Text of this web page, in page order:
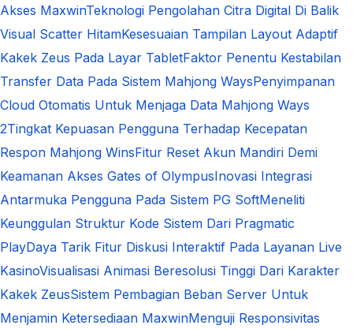
Akses MaxwinTeknologi Pengolahan Citra Digital Di Balik
Visual Scatter HitamKesesuaian Tampilan Layout Adaptif
Kakek Zeus Pada Layar TabletFaktor Penentu Kestabilan
Transfer Data Pada Sistem Mahjong WaysPenyimpanan
Cloud Otomatis Untuk Menjaga Data Mahjong Ways
2Tingkat Kepuasan Pengguna Terhadap Kecepatan
Respon Mahjong WinsFitur Reset Akun Mandiri Demi
Keamanan Akses Gates of OlympusInovasi Integrasi
Antarmuka Pengguna Pada Sistem PG SoftMeneliti
Keunggulan Struktur Kode Sistem Dari Pragmatic
PlayDaya Tarik Fitur Diskusi Interaktif Pada Layanan Live
KasinoVisualisasi Animasi Beresolusi Tinggi Dari Karakter
Kakek ZeusSistem Pembagian Beban Server Untuk
Menjamin Ketersediaan MaxwinMenguji Responsivitas